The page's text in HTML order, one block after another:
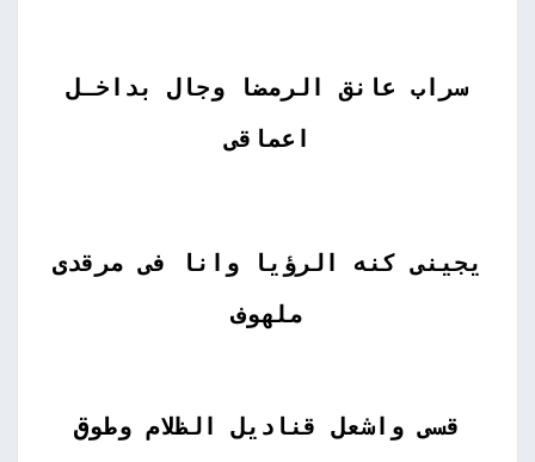
سراب عانق الرمضا وجال بداخـل
اعماقى
يجينى كنه الرؤيا وانا فى مرقدى
ملهوف
قسى واشعل قناديل الظلام وطوق